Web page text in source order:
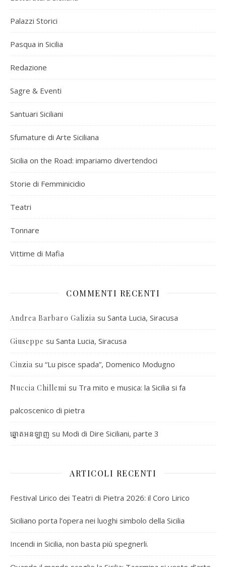
Palazzi Storici
Pasqua in Sicilia
Redazione
Sagre & Eventi
Santuari Siciliani
Sfumature di Arte Siciliana
Sicilia on the Road: impariamo divertendoci
Storie di Femminicidio
Teatri
Tonnare
Vittime di Mafia
COMMENTI RECENTI
Andrea Barbaro Galizia su Santa Lucia, Siracusa
Giuseppe su Santa Lucia, Siracusa
Cinzia su “Lu pisce spada”, Domenico Modugno
Nuccia Chillemi su Tra mito e musica: la Sicilia si fa
palcoscenico di pietra
ឆ្នោតអនឡាញ su Modi di Dire Siciliani, parte 3
ARTICOLI RECENTI
Festival Lirico dei Teatri di Pietra 2026: il Coro Lirico
Siciliano porta l’opera nei luoghi simbolo della Sicilia
Incendi in Sicilia, non basta più spegnerli.